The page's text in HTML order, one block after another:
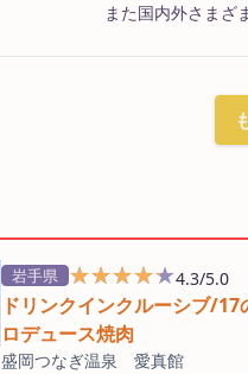
また国内外さまざ
岩手県 ★★★★★
★★★★★4.3/5.0
ドリンクインクルーシブ/
ロデュース焼肉
盛岡つなぎ温泉 愛真館